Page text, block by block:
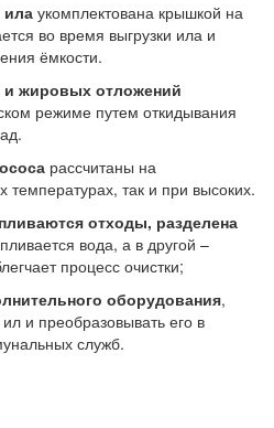
ила укомплектована крышкой на
во время выгрузки ила и
ёмкости.
и жировых отложений
режиме путем откидывания
рассчитаны на
температурах, так и при высоких.
отходы, разделена
вода, а в другой –
процесс очистки;
оборудования,
и преобразовывать его в
служб.